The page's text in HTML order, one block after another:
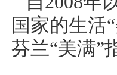
国家的生活
芬兰“美满”